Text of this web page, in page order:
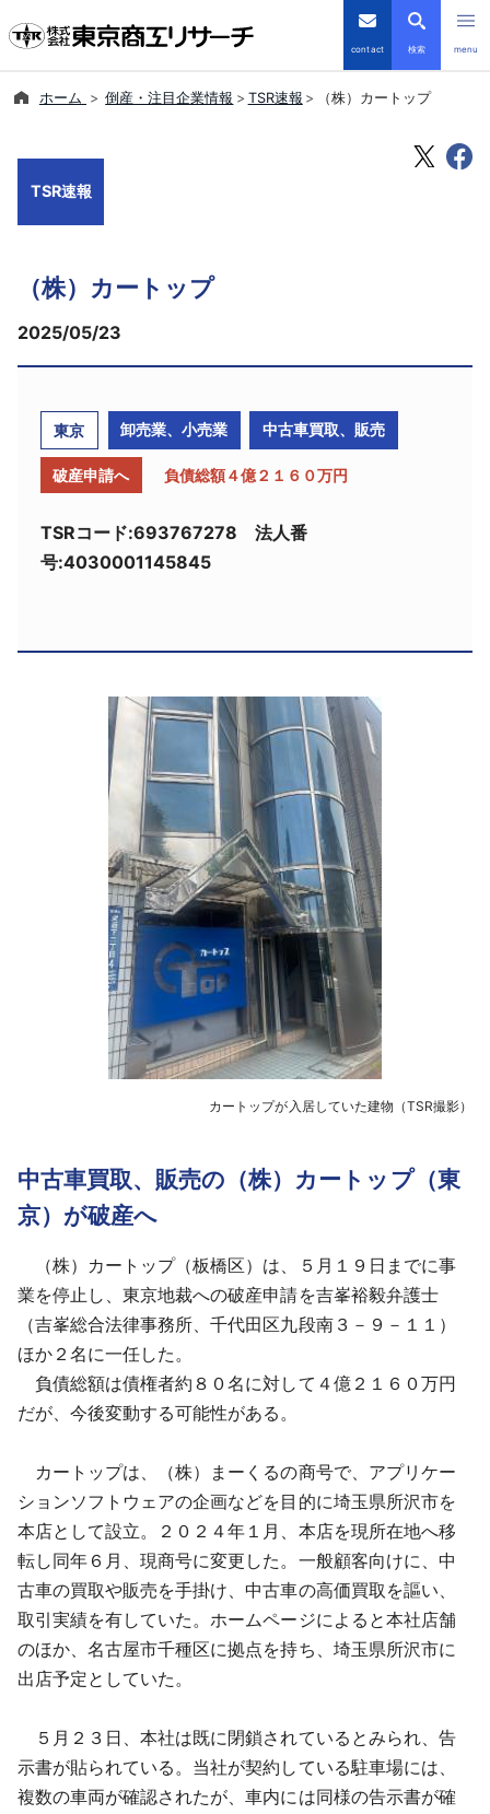
contact 検索 menu
優良企業サイト
よくあるご質問
ホーム 倒産・注目企業情報 TSR速報 （株）カートップ
TSR速報
（株）カートップ
2025/05/23
東京 卸売業、小売業 中古車買取、販売
破産申請へ 負債総額４億２１６０万円
TSRコード:693767278 法人番
号:4030001145845
カートップが入居していた建物（TSR撮影）
中古車買取、販売の（株）カートップ（東
京）が破産へ
（株）カートップ（板橋区）は、５月１９日までに事
業を停止し、東京地裁への破産申請を吉峯裕毅弁護士
（吉峯総合法律事務所、千代田区九段南３－９－１１）
ほか２名に一任した。
負債総額は債権者約８０名に対して４億２１６０万円
だが、今後変動する可能性がある。
カートップは、（株）まーくるの商号で、アプリケー
ションソフトウェアの企画などを目的に埼玉県所沢市を
本店として設立。２０２４年１月、本店を現所在地へ移
転し同年６月、現商号に変更した。一般顧客向けに、中
古車の買取や販売を手掛け、中古車の高価買取を謳い、
取引実績を有していた。ホームページによると本社店舗
のほか、名古屋市千種区に拠点を持ち、埼玉県所沢市に
出店予定としていた。
５月２３日、本社は既に閉鎖されているとみられ、告
示書が貼られている。当社が契約している駐車場には、
複数の車両が確認されたが、車内には同様の告示書が確